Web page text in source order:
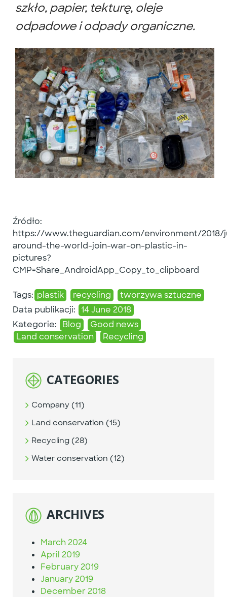
szkło, papier, tekturę, oleje
odpadowe i odpady organiczne.
Źródło:
https://www.theguardian.com/environment/
around-the-world-join-war-on-plastic-in-
pictures?
CMP=Share_AndroidApp_Copy_to_clipboard
Tags: plastik recycling
tworzywa sztuczne
Data publikacji: 14 June 2018
Kategorie:
Blog
Good news
Land conservation
Recycling
CATEGORIES
Company (11)
Land conservation (15)
Recycling (28)
Water conservation (12)
ARCHIVES
March 2024
April 2019
February 2019
January 2019
December 2018